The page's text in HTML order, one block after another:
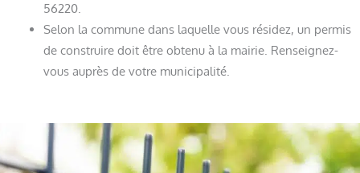
56220.
Selon la commune dans laquelle vous résidez, un permis
de construire doit être obtenu à la mairie. Renseignez-
vous auprès de votre municipalité.